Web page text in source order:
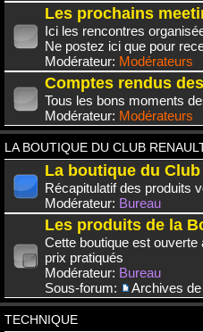
Les prochains
Ici les rencontres
Ne postez ici que pour
Modérateur: Modérateurs
Comptes rendus
Tous les bons moments
Modérateur: Modérateurs
LA BOUTIQUE DU CLUB
La boutique du
Récapitulatif des produits
Modérateur: Bureau
Les produits de la
Cette boutique est
prix pratiqués
Modérateur: Bureau
Sous-forum:
Archives
TECHNIQUE